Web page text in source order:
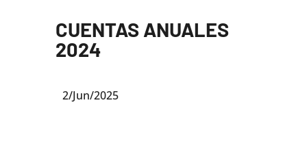
CUENTAS ANUALES
2024
2/Jun/2025